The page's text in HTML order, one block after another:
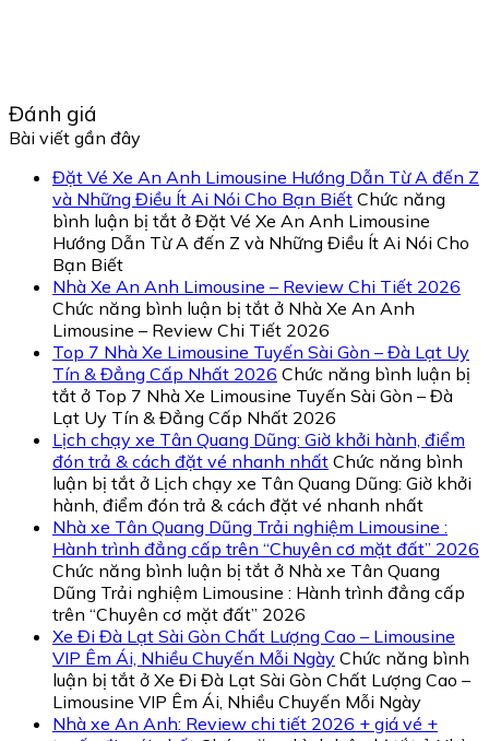
Đánh giá
Bài viết gần đây
Đặt Vé Xe An Anh Limousine Hướng Dẫn Từ A đến Z
và Những Điều Ít Ai Nói Cho Bạn Biết Chức năng
bình luận bị tắt ở Đặt Vé Xe An Anh Limousine
Hướng Dẫn Từ A đến Z và Những Điều Ít Ai Nói Cho
Bạn Biết
Nhà Xe An Anh Limousine – Review Chi Tiết 2026
Chức năng bình luận bị tắt ở Nhà Xe An Anh
Limousine – Review Chi Tiết 2026
Top 7 Nhà Xe Limousine Tuyến Sài Gòn – Đà Lạt Uy
Tín & Đẳng Cấp Nhất 2026 Chức năng bình luận bị
tắt ở Top 7 Nhà Xe Limousine Tuyến Sài Gòn – Đà
Lạt Uy Tín & Đẳng Cấp Nhất 2026
Lịch chạy xe Tân Quang Dũng: Giờ khởi hành, điểm
đón trả & cách đặt vé nhanh nhất Chức năng bình
luận bị tắt ở Lịch chạy xe Tân Quang Dũng: Giờ khởi
hành, điểm đón trả & cách đặt vé nhanh nhất
Nhà xe Tân Quang Dũng Trải nghiệm Limousine :
Hành trình đẳng cấp trên “Chuyên cơ mặt đất” 2026
Chức năng bình luận bị tắt ở Nhà xe Tân Quang
Dũng Trải nghiệm Limousine : Hành trình đẳng cấp
trên “Chuyên cơ mặt đất” 2026
Xe Đi Đà Lạt Sài Gòn Chất Lượng Cao – Limousine
VIP Êm Ái, Nhiều Chuyến Mỗi Ngày Chức năng bình
luận bị tắt ở Xe Đi Đà Lạt Sài Gòn Chất Lượng Cao –
Limousine VIP Êm Ái, Nhiều Chuyến Mỗi Ngày
Nhà xe An Anh: Review chi tiết 2026 + giá vé +